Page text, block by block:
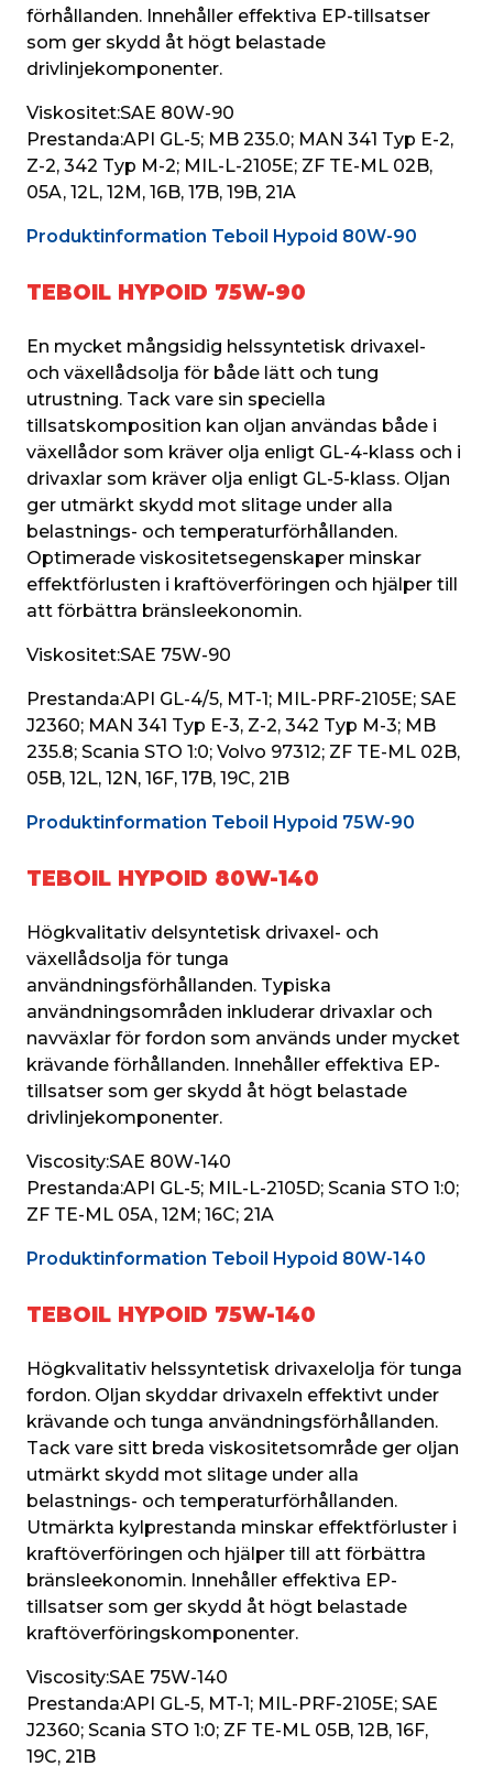
förhållanden. Innehåller effektiva EP-tillsatser
som ger skydd åt högt belastade
drivlinjekomponenter.
Viskositet:SAE 80W-90
Prestanda:API GL-5; MB 235.0; MAN 341 Typ E-2,
Z-2, 342 Typ M-2; MIL-L-2105E; ZF TE-ML 02B,
05A, 12L, 12M, 16B, 17B, 19B, 21A
Produktinformation Teboil Hypoid 80W-90
TEBOIL HYPOID 75W-90
En mycket mångsidig helssyntetisk drivaxel-
och växellådsolja för både lätt och tung
utrustning. Tack vare sin speciella
tillsatskomposition kan oljan användas både i
växellådor som kräver olja enligt GL-4-klass och i
drivaxlar som kräver olja enligt GL-5-klass. Oljan
ger utmärkt skydd mot slitage under alla
belastnings- och temperaturförhållanden.
Optimerade viskositetsegenskaper minskar
effektförlusten i kraftöverföringen och hjälper till
att förbättra bränsleekonomin.
Viskositet:SAE 75W-90
Prestanda:API GL-4/5, MT-1; MIL-PRF-2105E; SAE
J2360; MAN 341 Typ E-3, Z-2, 342 Typ M-3; MB
235.8; Scania STO 1:0; Volvo 97312; ZF TE-ML 02B,
05B, 12L, 12N, 16F, 17B, 19C, 21B
Produktinformation Teboil Hypoid 75W-90
TEBOIL HYPOID 80W-140
Högkvalitativ delsyntetisk drivaxel- och
växellådsolja för tunga
användningsförhållanden. Typiska
användningsområden inkluderar drivaxlar och
navväxlar för fordon som används under mycket
krävande förhållanden. Innehåller effektiva EP-
tillsatser som ger skydd åt högt belastade
drivlinjekomponenter.
Viscosity:SAE 80W-140
Prestanda:API GL-5; MIL-L-2105D; Scania STO 1:0;
ZF TE-ML 05A, 12M; 16C; 21A
Produktinformation Teboil Hypoid 80W-140
TEBOIL HYPOID 75W-140
Högkvalitativ helssyntetisk drivaxelolja för tunga
fordon. Oljan skyddar drivaxeln effektivt under
krävande och tunga användningsförhållanden.
Tack vare sitt breda viskositetsområde ger oljan
utmärkt skydd mot slitage under alla
belastnings- och temperaturförhållanden.
Utmärkta kylprestanda minskar effektförluster i
kraftöverföringen och hjälper till att förbättra
bränsleekonomin. Innehåller effektiva EP-
tillsatser som ger skydd åt högt belastade
kraftöverföringskomponenter.
Viscosity:SAE 75W-140
Prestanda:API GL-5, MT-1; MIL-PRF-2105E; SAE
J2360; Scania STO 1:0; ZF TE-ML 05B, 12B, 16F,
19C, 21B